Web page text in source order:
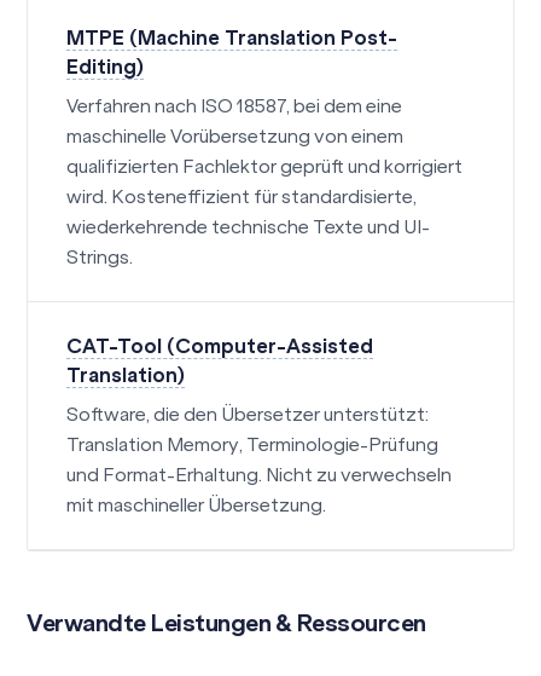
MTPE (Machine Translation Post-
Editing)
Verfahren nach ISO 18587, bei dem eine
maschinelle Vorübersetzung von einem
qualifizierten Fachlektor geprüft und korrigiert
wird. Kosteneffizient für standardisierte,
wiederkehrende technische Texte und UI-
Strings.
CAT-Tool (Computer-Assisted
Translation)
Software, die den Übersetzer unterstützt:
Translation Memory, Terminologie-Prüfung
und Format-Erhaltung. Nicht zu verwechseln
mit maschineller Übersetzung.
Verwandte Leistungen & Ressourcen